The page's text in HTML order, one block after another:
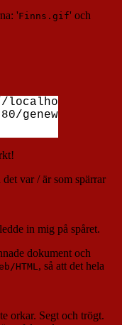
'Finns.gif' och
var / är som spärrar
in mig på spåret.
dokument och
HTML, så att det hela
orkar. Segt och trögt.